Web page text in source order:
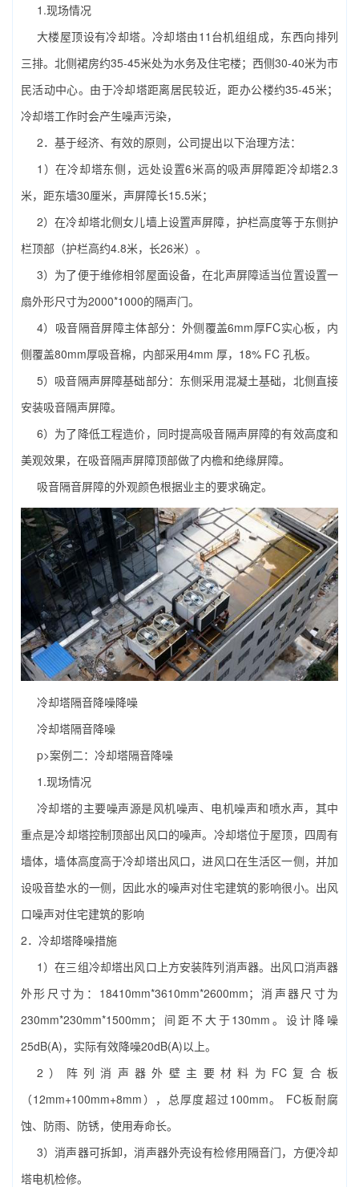
1.现场情况
大楼屋顶设有冷却塔。冷却塔由11台机组组成，东西向排列
三排。北侧裙房约35-45米处为水务及住宅楼；西侧30-40米为市
民活动中心。由于冷却塔距离居民较近，距办公楼约35-45米；
冷却塔工作时会产生噪声污染，
2．基于经济、有效的原则，公司提出以下治理方法：
1）在冷却塔东侧，远处设置6米高的吸声屏障距冷却塔2.3
米，距东墙30厘米，声屏障长15.5米；
2）在冷却塔北侧女儿墙上设置声屏障，护栏高度等于东侧护
栏顶部（护栏高约4.8米，长26米）。
3）为了便于维修相邻屋面设备，在北声屏障适当位置设置一
扇外形尺寸为2000*1000的隔声门。
4）吸音隔音屏障主体部分：外侧覆盖6mm厚FC实心板，内
侧覆盖80mm厚吸音棉，内部采用4mm 厚，18% FC 孔板。
5）吸音隔声屏障基础部分：东侧采用混凝土基础，北侧直接
安装吸音隔声屏障。
6）为了降低工程造价，同时提高吸音隔声屏障的有效高度和
美观效果，在吸音隔声屏障顶部做了内檐和绝缘屏障。
吸音隔音屏障的外观颜色根据业主的要求确定。
冷却塔隔音降噪降噪
冷却塔隔音降噪
p>案例二：冷却塔隔音降噪
1.现场情况
冷却塔的主要噪声源是风机噪声、电机噪声和喷水声，其中
重点是冷却塔控制顶部出风口的噪声。冷却塔位于屋顶，四周有
墙体，墙体高度高于冷却塔出风口，进风口在生活区一侧，并加
设吸音垫水的一侧，因此水的噪声对住宅建筑的影响很小。出风
口噪声对住宅建筑的影响
2．冷却塔降噪措施
1）在三组冷却塔出风口上方安装阵列消声器。出风口消声器
外形尺寸为：18410mm*3610mm*2600mm；消声器尺寸为
230mm*230mm*1500mm；间距不大于130mm。设计降噪
25dB(A)，实际有效降噪20dB(A)以上。
2）阵列消声器外壁主要材料为FC复合板
（12mm+100mm+8mm），总厚度超过100mm。 FC板耐腐
蚀、防雨、防锈，使用寿命长。
3）消声器可拆卸，消声器外壳设有检修用隔音门，方便冷却
塔电机检修。